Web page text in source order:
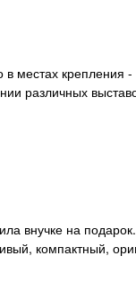
различных
компактный,